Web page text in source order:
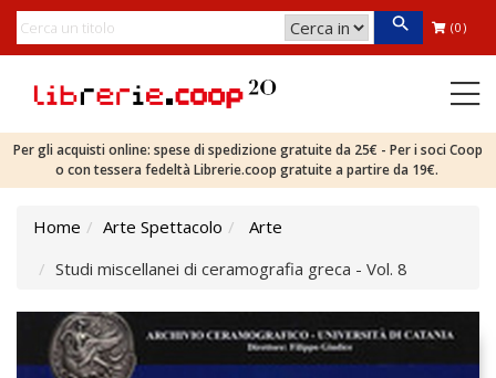
(0)
Per gli acquisti online: spese di spedizione gratuite da 25€ - Per i soci Coop
o con tessera fedeltà Librerie.coop gratuite a partire da 19€.
Home Arte Spettacolo
Arte
Studi miscellanei di ceramografia greca - Vol. 8